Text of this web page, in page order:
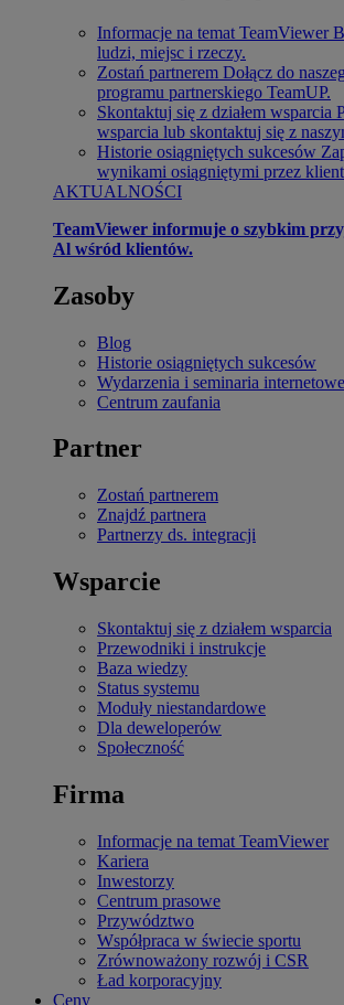
Informacje na temat TeamViewer
ludzi, miejsc i rzeczy.
Zostań partnerem Dołącz do
programu partnerskiego TeamUP.
Skontaktuj się z działem wsparcia
wsparcia lub skontaktuj się z
Historie osiągniętych sukcesów
wynikami osiągniętymi przez
AKTUALNOŚCI
TeamViewer informuje o szybkim
Al wśród klientów.
Zasoby
Blog
Historie osiągniętych sukcesów
Wydarzenia i seminaria internetowe
Centrum zaufania
Partner
Zostań partnerem
Znajdź partnera
Partnerzy ds. integracji
Wsparcie
Skontaktuj się z działem wsparcia
Przewodniki i instrukcje
Baza wiedzy
Status systemu
Moduły niestandardowe
Dla deweloperów
Społeczność
Firma
Informacje na temat TeamViewer
Kariera
Inwestorzy
Centrum prasowe
Przywództwo
Współpraca w świecie sportu
Zrównoważony rozwój i CSR
Ład korporacyjny
Ceny